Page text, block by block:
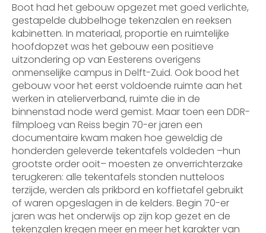
Boot had het gebouw opgezet met goed verlichte,
gestapelde dubbelhoge tekenzalen en reeksen
kabinetten. In materiaal, proportie en ruimtelijke
hoofdopzet was het gebouw een positieve
uitzondering op van Eesterens overigens
onmenselijke campus in Delft-Zuid. Ook bood het
gebouw voor het eerst voldoende ruimte aan het
werken in atelierverband, ruimte die in de
binnenstad node werd gemist. Maar toen een DDR-
filmploeg van Reiss begin 70-er jaren een
documentaire kwam maken hoe geweldig de
honderden geleverde tekentafels voldeden –hun
grootste order ooit– moesten ze onverrichterzake
terugkeren: alle tekentafels stonden nutteloos
terzijde, werden als prikbord en koffietafel gebruikt
of waren opgeslagen in de kelders. Begin 70-er
jaren was het onderwijs op zijn kop gezet en de
tekenzalen kregen meer en meer het karakter van